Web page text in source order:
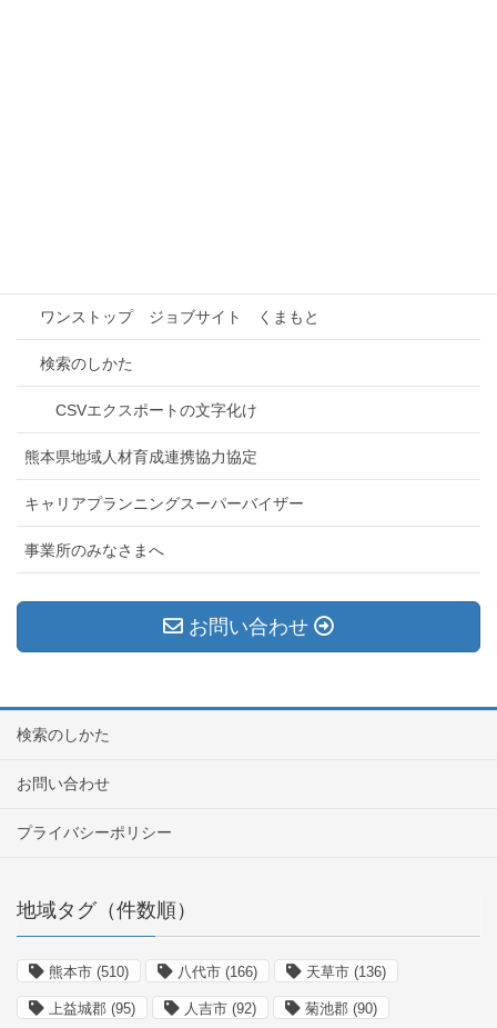
ワンストップ ジョブサイト くまもと
検索のしかた
CSVエクスポートの文字化け
熊本県地域人材育成連携協力協定
キャリアプランニングスーパーバイザー
事業所のみなさまへ
お問い合わせ
検索のしかた
お問い合わせ
プライバシーポリシー
地域タグ（件数順）
熊本市 (510) 八代市 (166) 天草市 (136)
上益城郡 (95) 人吉市 (92) 菊池郡 (90)